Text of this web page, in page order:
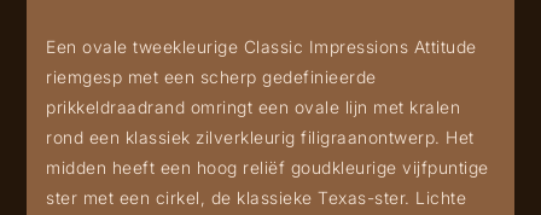
Een ovale tweekleurige Classic Impressions Attitude
riemgesp met een scherp gedefinieerde
prikkeldraadrand omringt een ovale lijn met kralen
rond een klassiek zilverkleurig filigraanontwerp. Het
midden heeft een hoog reliëf goudkleurige vijfpuntige
ster met een cirkel, de klassieke Texas-ster. Lichte